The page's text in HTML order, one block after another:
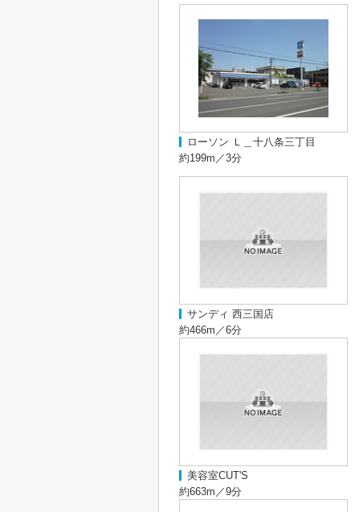
ローソン Ｌ＿十八条三丁目
約199m／3分
サンディ 西三国店
約466m／6分
美容室CUT'S
約663m／9分